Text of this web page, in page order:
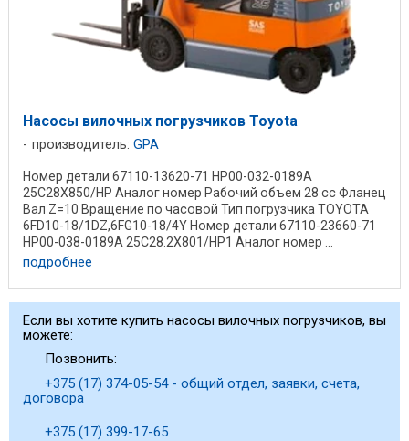
Насосы вилочных погрузчиков Toyota
производитель: GPA
Номер детали 67110-13620-71 HP00-032-0189A
25C28X850/HP Аналог номер Рабочий объем 28 cc Фланец
Вал Z=10 Вращение по часовой Тип погрузчика TOYOTA
6FD10-18/1DZ,6FG10-18/4Y Номер детали 67110-23660-71
HP00-038-0189A 25C28.2X801/HP1 Аналог номер ...
подробнее
Если вы хотите купить насосы вилочных погрузчиков, вы
можете:
Позвонить:
+375 (17) 374-05-54 - общий отдел, заявки, счета,
договора
+375 (17) 399-17-65